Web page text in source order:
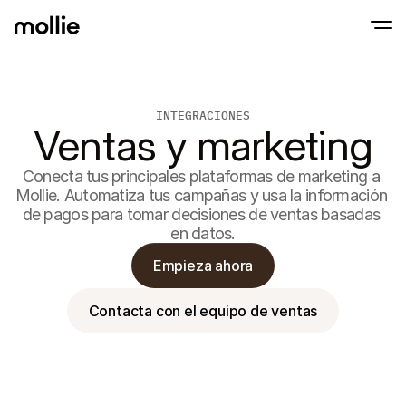
INTEGRACIONES
Ventas y marketing
Conecta tus principales plataformas de marketing a
Mollie. Automatiza tus campañas y usa la información
de pagos para tomar decisiones de ventas basadas
en datos.
Empieza ahora
Contacta con el equipo de ventas
Tap to Pay en iPhone
Acepta pagos contactless en tu iPhone
Saber más
Pagos en línea
Aceptar y gestionar
Pagos en persona
Aceptar pagos con
dispositivos
Checkout
conversión